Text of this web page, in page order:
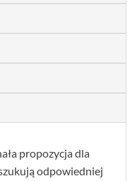
propozycja dla
odpowiedniej